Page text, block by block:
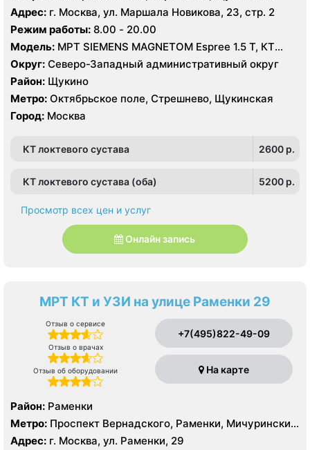
Адрес: г. Москва, ул. Маршала Новикова, 23, стр. 2
Режим работы: 8.00 - 20.00
Модель: МРТ SIEMENS MAGNETOM Espree 1.5 Т, КТ
Toshiba Aquilion 64 среза, УЗИ Toshiba Aplio 500
Округ: Северо-Западный административный округ
Район: Щукино
Метро: Октябрьское поле, Стрешнево, Щукинская
Город: Москва
КТ локтевого сустава 2600 p.
КТ локтевого сустава (оба) 5200 p.
Просмотр всех цен и услуг
Онлайн запись
МРТ КТ и УЗИ на улице Раменки 29
Отзыв о сервисе
Отзыв о врачах
Отзыв об оборудовании
+7(495)822-49-09
На карте
Район: Раменки
Метро: Проспект Вернадского, Раменки, Мичуринский
проспект
Адрес: г. Москва, ул. Раменки, 29